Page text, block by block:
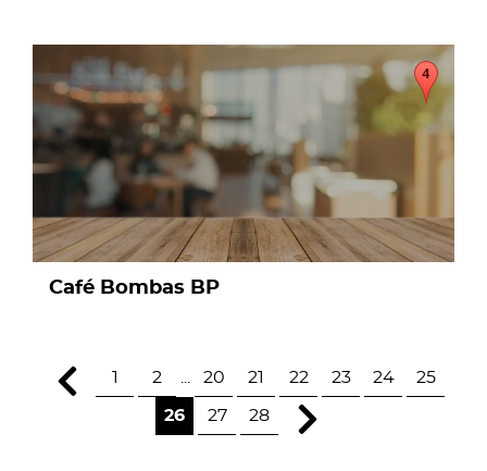
page
Café Bombas BP
1 2 20 21 22 23 24 25
26 27 28